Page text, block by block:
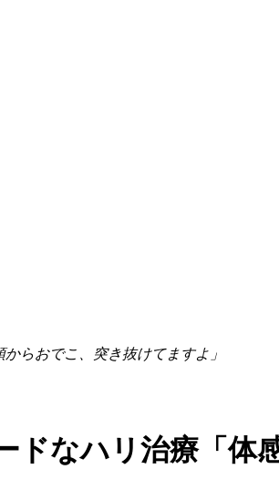
らおでこ、突き抜けてますよ」
なハリ治療「体